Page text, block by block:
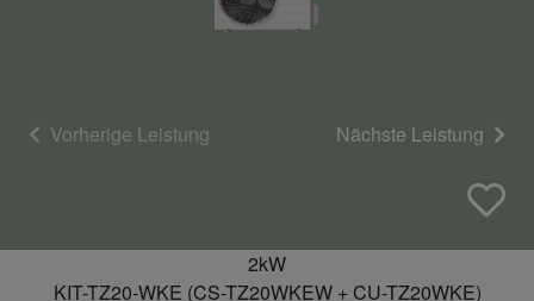
Vorherige Leistung Nächste Leistung
2kW
KIT-TZ20-WKE (CS-TZ20WKEW + CU-TZ20WKE)